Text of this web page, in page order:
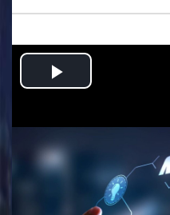
Play
Video